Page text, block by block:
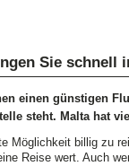
Sie schnell
einen günstigen
steht. Malta hat
Möglichkeit billig zu
Reise wert. Auch